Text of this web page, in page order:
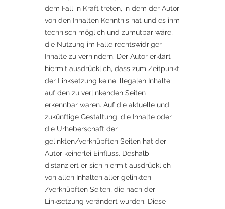
dem Fall in Kraft treten, in dem der Autor
von den Inhalten Kenntnis hat und es ihm
technisch möglich und zumutbar wäre,
die Nutzung im Falle rechtswidriger
Inhalte zu verhindern. Der Autor erklärt
hiermit ausdrücklich, dass zum Zeitpunkt
der Linksetzung keine illegalen Inhalte
auf den zu verlinkenden Seiten
erkennbar waren. Auf die aktuelle und
zukünftige Gestaltung, die Inhalte oder
die Urheberschaft der
gelinkten/verknüpften Seiten hat der
Autor keinerlei Einfluss. Deshalb
distanziert er sich hiermit ausdrücklich
von allen Inhalten aller gelinkten
/verknüpften Seiten, die nach der
Linksetzung verändert wurden. Diese